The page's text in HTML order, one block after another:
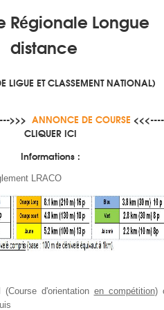
Régionale Longue
distance
ET CLASSEMENT NATIONAL)
>>> ANNONCE DE COURSE <<<----
CLIQUER ICI
Informations :
LRACO
d'orientation en compétition)